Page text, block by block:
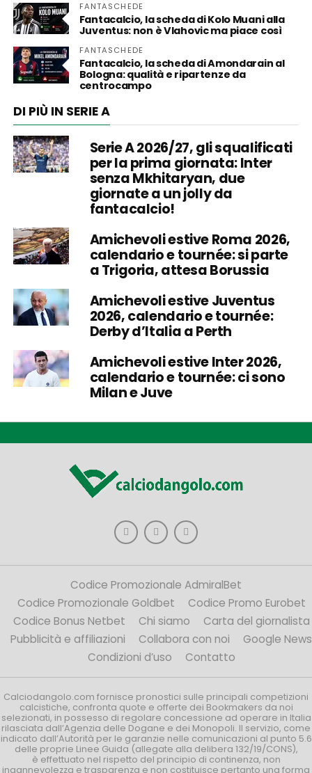
FANTASCHEDE
Fantacalcio, la scheda di Kolo Muani alla
Juventus: non è Vlahovic ma piace così
FANTASCHEDE
Fantacalcio, la scheda di Amondarain al
Bologna: qualità e ripartenze da
centrocampo
DI PIÙ IN SERIE A
Serie A 2026/27, gli squalificati
per la prima giornata: Inter
senza Mkhitaryan, due
giornate a un jolly da
fantacalcio!
Amichevoli estive Roma 2026,
calendario e tournée: si parte
a Trigoria, attesa Borussia
Amichevoli estive Juventus
2026, calendario e tournée:
Derby d’Italia a Perth
Amichevoli estive Inter 2026,
calendario e tournée: ci sono
Milan e Juve
Codice Promozionale AdmiralBet
Codice Promozionale Goldbet
Codice Promo Eurobet
Codice Bonus Netbet
Chi siamo
Carta del giornalista
Pubblicità e affiliazioni
Collabora con noi
Google News
Condizioni d’uso
Contatto
Calciodangolo.com fornisce pronostici sulle principali competizioni
calcistiche, confronta quote e offerte dei Bookmakers da noi
selezionati, in possesso di regolare concessione ad operare in Italia
rilasciata dall’Agenzia delle Dogane e dei Monopoli. Il servizio, come
indicato dall’Autorità per le garanzie nelle comunicazioni al punto 5.6
delle proprie Linee Guida (allegate alla delibera 132/19/CONS),
è effettuato nel rispetto del principio di continenza, non
ingannevolezza e trasparenza e non costituisce pertanto una forma